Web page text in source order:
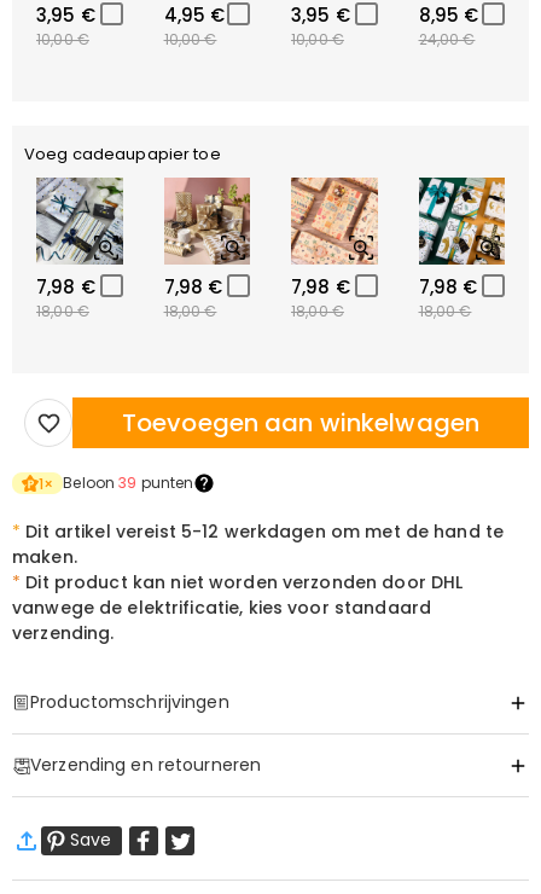
3,95 €
10,00 €
4,95 €
10,00 €
3,95 €
10,00 €
8,95 €
24,00 €
Voeg cadeaupapier toe
7,98 €
18,00 €
7,98 €
18,00 €
7,98 €
18,00 €
7,98 €
18,00 €
Toevoegen aan winkelwagen
1× Beloon39 punten
* Dit artikel vereist 5-12 werkdagen om met de hand te
maken.
* Dit product kan niet worden verzonden door DHL
vanwege de elektrificatie, kies voor standaard
verzending.
Productomschrijvingen
Verzending en retourneren
Wij willen dat u zich comfortabel en zeker voelt tijdens het
Save